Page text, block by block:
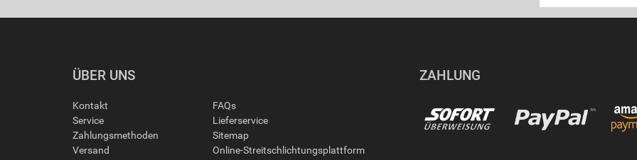
ÜBER UNS
Kontakt
Service
Zahlungsmethoden
Versand
FAQs
Lieferservice
Sitemap
Online-Streitschlichtungsplattform
ZAHLUNG